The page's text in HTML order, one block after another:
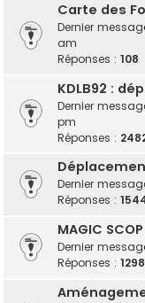
Carte des
Dernier
am
Réponses : 108
KDLB92 :
Dernier
pm
Réponses :
Dernier
Réponses :
MAGIC
Dernier
Réponses : 1298